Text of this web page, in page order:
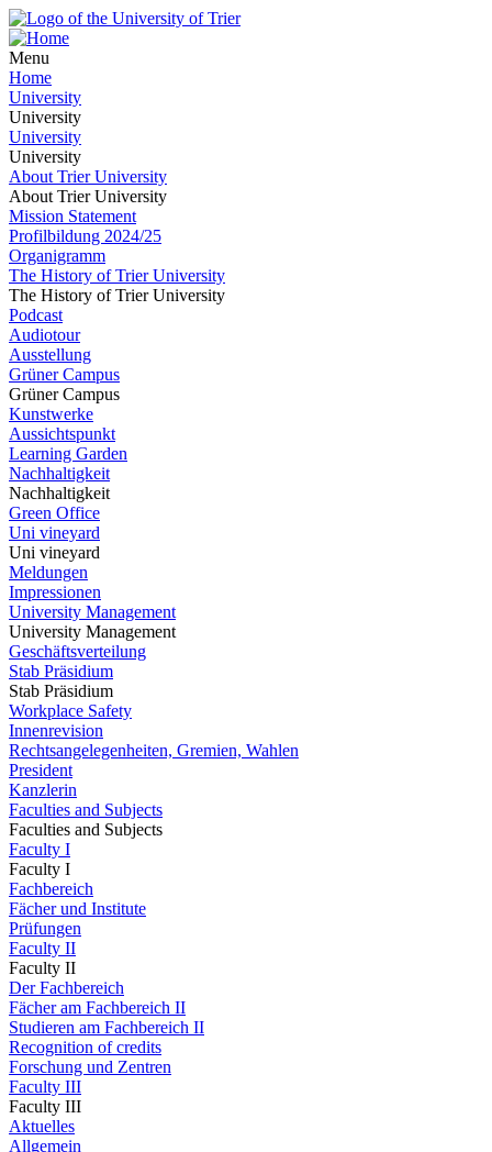
Menu
Home
University
University
University
University
About Trier University
About Trier University
Mission Statement
Profilbildung 2024/25
Organigramm
The History of Trier University
The History of Trier University
Podcast
Audiotour
Ausstellung
Grüner Campus
Grüner Campus
Kunstwerke
Aussichtspunkt
Learning Garden
Nachhaltigkeit
Nachhaltigkeit
Green Office
Uni vineyard
Uni vineyard
Meldungen
Impressionen
University Management
University Management
Geschäftsverteilung
Stab Präsidium
Stab Präsidium
Workplace Safety
Innenrevision
Rechtsangelegenheiten, Gremien, Wahlen
President
Kanzlerin
Faculties and Subjects
Faculties and Subjects
Faculty I
Faculty I
Fachbereich
Fächer und Institute
Prüfungen
Faculty II
Faculty II
Der Fachbereich
Fächer am Fachbereich II
Studieren am Fachbereich II
Recognition of credits
Forschung und Zentren
Faculty III
Faculty III
Aktuelles
Allgemein